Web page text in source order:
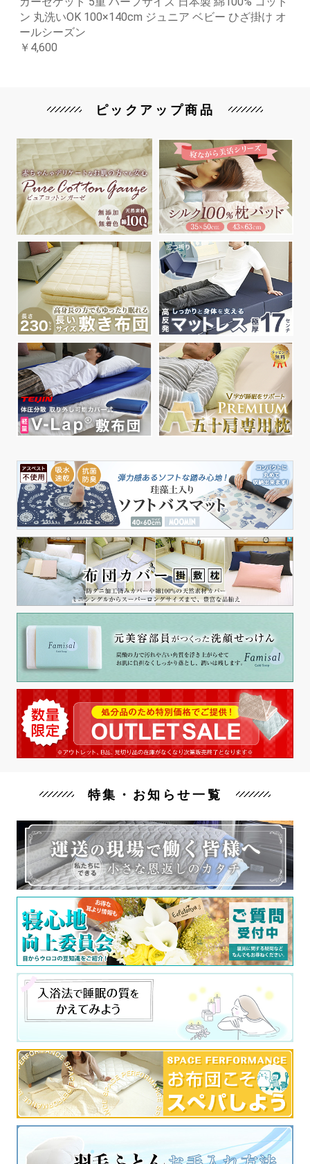
ン 丸洗いOK 100×140cm ジュニア ベビー ひざ掛け オ
ールシーズン
￥4,600
ピックアップ商品
特集・お知らせ一覧